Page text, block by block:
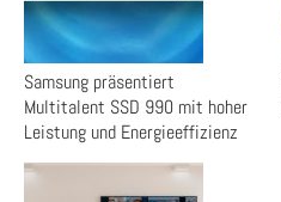
Samsung präsentiert
Multitalent SSD 990 mit hoher
Leistung und Energieeffizienz